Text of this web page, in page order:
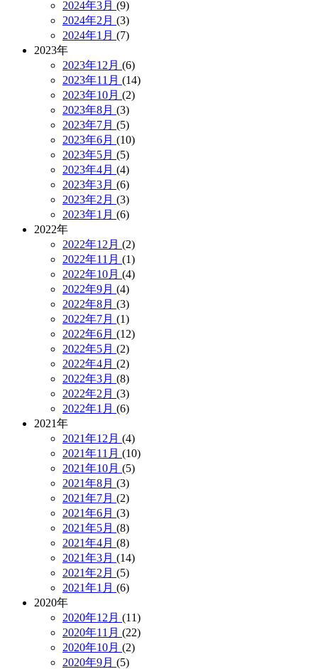
2024年3月 (9)
2024年2月 (3)
2024年1月 (7)
2023年
2023年12月 (6)
2023年11月 (14)
2023年10月 (2)
2023年8月 (3)
2023年7月 (5)
2023年6月 (10)
2023年5月 (5)
2023年4月 (4)
2023年3月 (6)
2023年2月 (3)
2023年1月 (6)
2022年
2022年12月 (2)
2022年11月 (1)
2022年10月 (4)
2022年9月 (4)
2022年8月 (3)
2022年7月 (1)
2022年6月 (12)
2022年5月 (2)
2022年4月 (2)
2022年3月 (8)
2022年2月 (3)
2022年1月 (6)
2021年
2021年12月 (4)
2021年11月 (10)
2021年10月 (5)
2021年8月 (3)
2021年7月 (2)
2021年6月 (3)
2021年5月 (8)
2021年4月 (8)
2021年3月 (14)
2021年2月 (5)
2021年1月 (6)
2020年
2020年12月 (11)
2020年11月 (22)
2020年10月 (2)
2020年9月 (5)